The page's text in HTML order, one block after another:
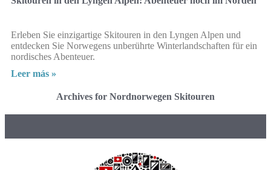
Erleben Sie einzigartige Skitouren in den Lyngen Alpen und
entdecken Sie Norwegens unberührte Winterlandschaften für ein
nordisches Abenteuer.
Leer más »
Archives for Nordnorwegen Skitouren